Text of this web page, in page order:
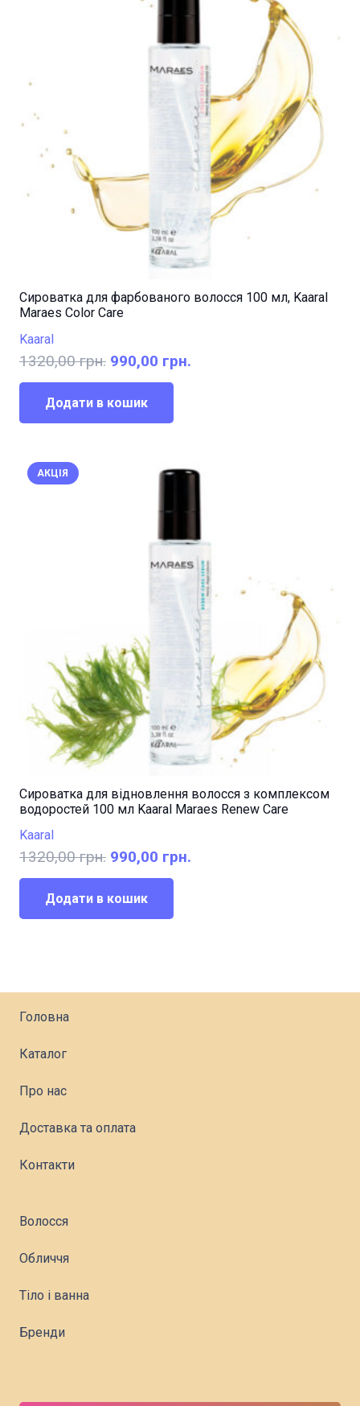
Сироватка для фарбованого волосся 100 мл, Kaaral
Maraes Color Care
Kaaral
1320,00грн. Оригінальна
ціна:
1320,00 грн..
990,00 грн.
Додати в кошик
АКЦІЯ
Сироватка для відновлення волосся з комплексом
водоростей 100 мл Kaaral Maraes Renew Care
Kaaral
1320,00грн. Оригінальна
ціна:
1320,00 грн..
990,00 грн.
Додати в кошик
Головна
Каталог
Про нас
Доставка та оплата
Контакти
Волосся
Обличчя
Тіло і ванна
Бренди